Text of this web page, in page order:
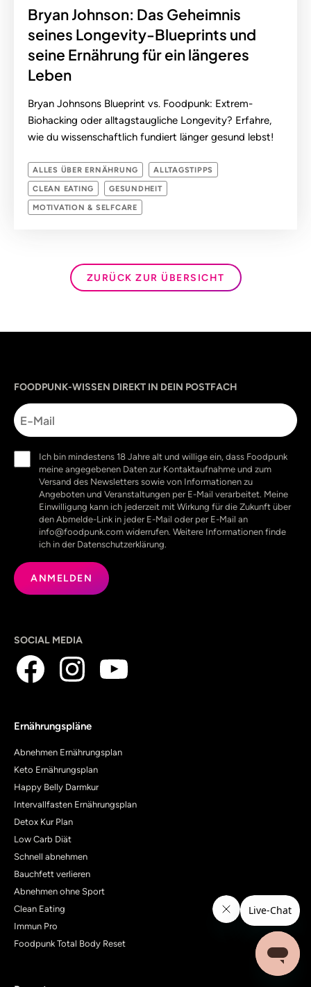
Bryan Johnson: Das Geheimnis
seines Longevity-Blueprints und
seine Ernährung für ein längeres
Leben
Bryan Johnsons Blueprint vs. Foodpunk: Extrem-
Biohacking oder alltagstaugliche Longevity? Erfahre,
wie du wissenschaftlich fundiert länger gesund lebst!
ALLES ÜBER ERNÄHRUNG ALLTAGSTIPPS
CLEAN EATING GESUNDHEIT
MOTIVATION & SELFCARE
ZURÜCK ZUR ÜBERSICHT
FOODPUNK-WISSEN DIREKT IN DEIN POSTFACH
E-
Mail
(erforderlich)
Ich bin mindestens 18 Jahre alt und willige ein, dass Foodpunk
meine angegebenen Daten zur Kontaktaufnahme und zum
Versand des Newsletters sowie von Informationen zu
Angeboten und Veranstaltungen per E-Mail verarbeitet. Meine
Einwilligung kann ich jederzeit mit Wirkung für die Zukunft über
den Abmelde-Link in jeder E-Mail oder per E-Mail an
info@foodpunk.com widerrufen. Weitere Informationen finde
ich in der Datenschutzerklärung.
SOCIAL MEDIA
Ernährungspläne
Abnehmen Ernährungsplan
Keto Ernährungsplan
Happy Belly Darmkur
Intervallfasten Ernährungsplan
Detox Kur Plan
Low Carb Diät
Schnell abnehmen
Bauchfett verlieren
Abnehmen ohne Sport
Clean Eating
Immun Pro
Foodpunk Total Body Reset